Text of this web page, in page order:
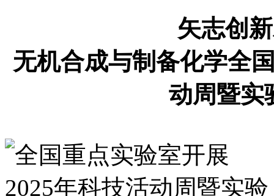
矢志创新
无机合成与制备化学全
动周暨实